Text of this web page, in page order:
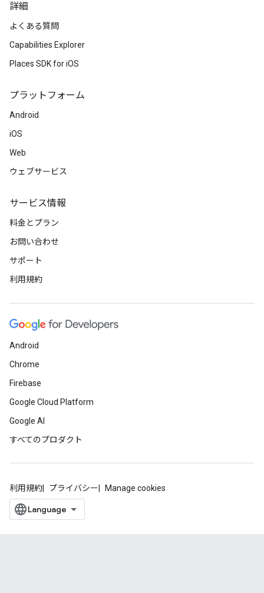
詳細
よくある質問
Capabilities Explorer
Places SDK for iOS
プラットフォーム
Android
iOS
Web
ウェブサービス
サービス情報
料金とプラン
お問い合わせ
サポート
利用規約
Android
Chrome
Firebase
Google Cloud Platform
Google AI
すべてのプロダクト
利用規約 プライバシー Manage cookies